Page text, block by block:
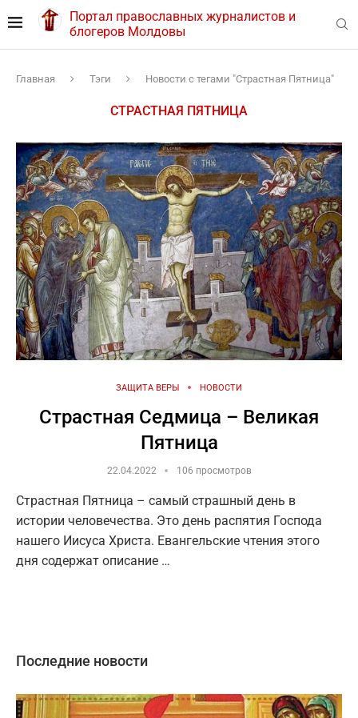
Портал православных журналистов и
блогеров Молдовы
Главная Тэги Новости с тегами "Страстная Пятница"
СТРАСТНАЯ ПЯТНИЦА
ЗАЩИТА ВЕРЫ НОВОСТИ
Страстная Седмица – Великая
Пятница
22.04.2022 106 просмотров
Страстная Пятница – самый страшный день в
истории человечества. Это день распятия Господа
нашего Иисуса Христа. Евангельские чтения этого
дня содержат описание …
Последние новости